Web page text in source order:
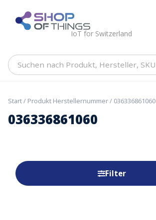
content ShopOfThings
IoT for Switzerland
Suchen
Hersteller,
Start/ Produkt Herstellernummer / 036336861060
036336861060
Filter